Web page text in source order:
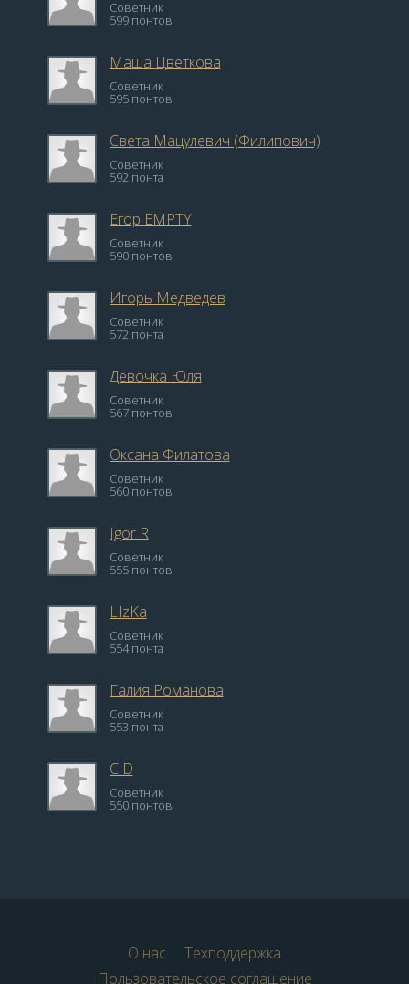
Советник
599 понтов
Маша Цветкова
Советник
595 понтов
Света Мацулевич (Филипович)
Советник
592 понта
Егор EMPTY
Советник
590 понтов
Игорь Медведев
Советник
572 понта
Девочка Юля
Советник
567 понтов
Оксана Филатова
Советник
560 понтов
Igor R
Советник
555 понтов
LIzKa
Советник
554 понта
Галия Романова
Советник
553 понта
C D
Советник
550 понтов
О нас
Техподдержка
Пользовательское соглашение